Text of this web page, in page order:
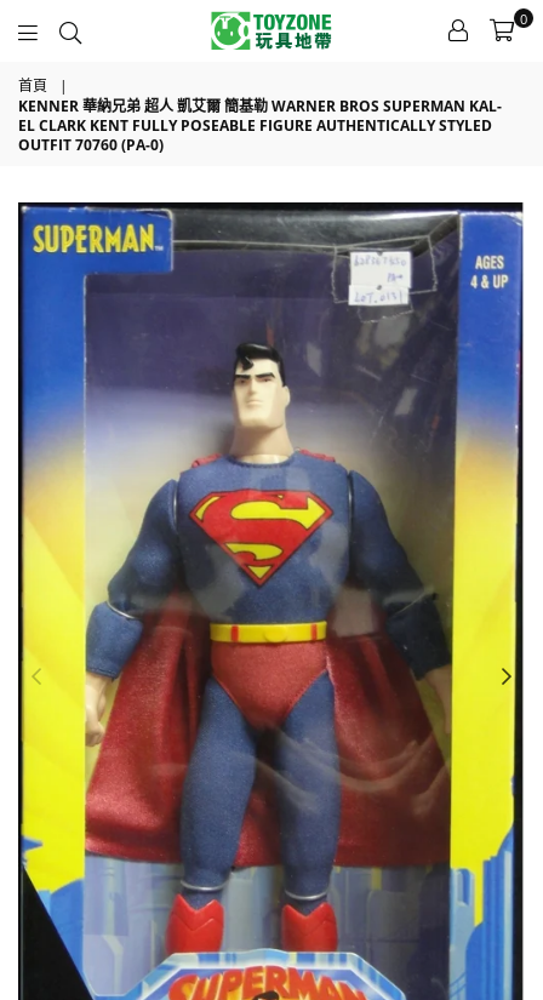
0
首頁
|
KENNER 華納兄弟 超人 凱艾爾 簡基勒 WARNER BROS SUPERMAN KAL-
EL CLARK KENT FULLY POSEABLE FIGURE AUTHENTICALLY STYLED
OUTFIT 70760 (PA-0)